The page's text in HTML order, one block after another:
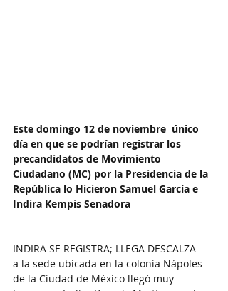
Este domingo 12 de noviembre  único
día en que se podrían registrar los
precandidatos de Movimiento
Ciudadano (MC) por la Presidencia de la
República lo Hicieron Samuel García e
Indira Kempis Senadora
INDIRA SE REGISTRA; LLEGA DESCALZA
a la sede ubicada en la colonia Nápoles
de la Ciudad de México llegó muy